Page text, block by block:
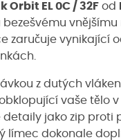
Orbit EL 0C / 32F od
bezešvému
zaručuje vynikající
z dutých
vaše tělo
detaily jako zip proti
límec dokonale